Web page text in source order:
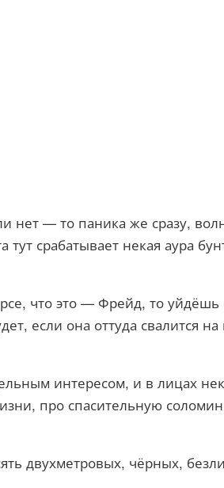
нет — то паника же сразу,
срабатывает некая аура
что это — Фрейд, то
если она оттуда свалится
интересом, и в лицах
про спасительную
двухметровых, чёрных,